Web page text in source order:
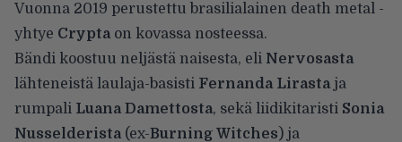
Vuonna 2019 perustettu brasilialainen death metal -
yhtye Cryptaon kovassa nosteessa.
Bändi koostuu neljästä naisesta, eli Nervosasta
lähteneistä laulaja-basisti Fernanda Lirastaja
rumpali Luana Damettosta, sekä liidikitaristi Sonia
Nusselderista(ex-Burning Witches) ja